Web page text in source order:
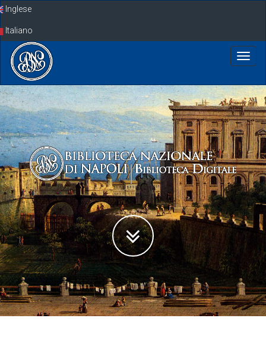
SkipInglese
Italiano